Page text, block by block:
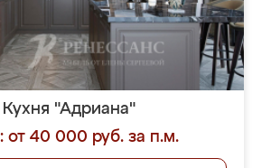
Кухня "Адриана"
от 40 000 руб. за п.м.